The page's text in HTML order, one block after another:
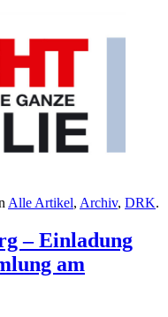
Alle Artikel, Archiv, DRK.
– Einladung
am